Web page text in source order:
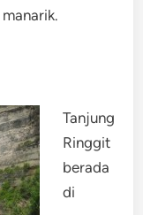
Tanjung
Ringgit
berada
di